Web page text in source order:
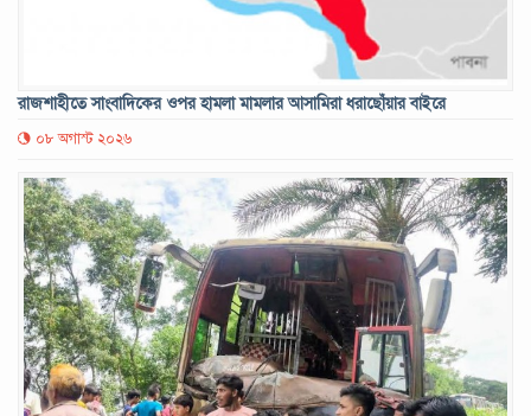
রাজশাহীতে সাংবাদিকের ওপর হামলা মামলার আসামিরা ধরাছোঁয়ার বাইরে
০৮ অগাস্ট ২০২৬